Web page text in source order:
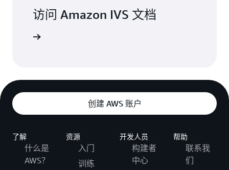
访问 Amazon IVS 文档
创建 AWS 账户
了解
什么是
AWS？
资源
入门
训练
开发人员
构建者
中心
帮助
联系我
们